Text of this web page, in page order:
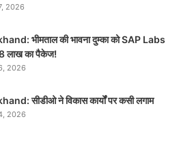
2026
भीमताल की भावना दुम्का को SAP Labs
लाख का पैकेज!
2026
सीडीओ ने विकास कार्यों पर कसी लगाम
2026